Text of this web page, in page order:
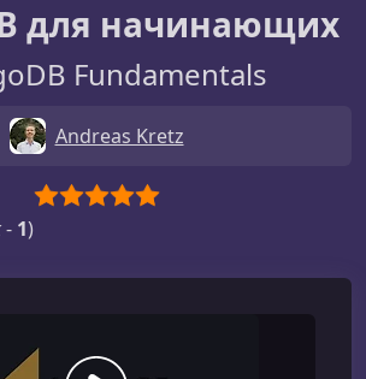
для начинающих
Fundamentals
Andreas Kretz
- 1)